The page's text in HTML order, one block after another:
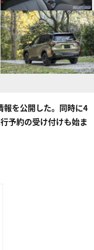
報を公開した。同時に4
予約の受け付けも始ま